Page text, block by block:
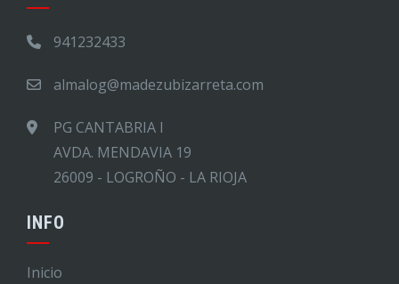
941232433
almalog@madezubizarreta.com
PG CANTABRIA I
AVDA. MENDAVIA 19
26009 - LOGROÑO - LA RIOJA
INFO
Inicio